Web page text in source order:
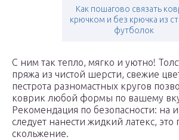
Как пошагово связать
крючком и без крючка из
футболок
С ним так тепло, мягко и уютно!
пряжа из чистой шерсти, свежие
пестрота разномастных кругов
коврик любой формы по вашему
Рекомендация по безопасности: на
следует нанести жидкий латекс, это
скольжение.